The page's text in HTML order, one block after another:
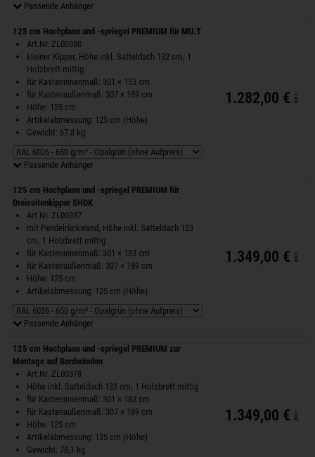
Passende Anhänger
125 cm Hochplane und -spriegel PREMIUM für MU.T
Art.Nr. ZL00380
kleiner Kipper, Höhe inkl. Satteldach 132 cm, 1
Holzbrett mittig
für Kasteninnenmaß: 301 × 153 cm
für Kastenaußenmaß: 307 × 159 cm
Höhe: 125 cm
Artikelabmessung: 125 cm (Höhe)
Gewicht: 67,8 kg
Passende Anhänger
1.282,00 €
125 cm Hochplane und -spriegel PREMIUM für
Dreiseitenkipper SHDK
Art.Nr. ZL00387
mit Pendelrückwand, Höhe inkl. Satteldach 133
cm, 1 Holzbrett mittig
für Kasteninnenmaß: 301 × 183 cm
für Kastenaußenmaß: 307 × 189 cm
Höhe: 125 cm
Artikelabmessung: 125 cm (Höhe)
Passende Anhänger
1.349,00 €
125 cm Hochplane und -spriegel PREMIUM zur
Montage auf Bordwänden
Art.Nr. ZL00378
Höhe inkl. Satteldach 133 cm, 1 Holzbrett mittig
für Kasteninnenmaß: 301 × 183 cm
für Kastenaußenmaß: 307 × 189 cm
Höhe: 125 cm
Artikelabmessung: 125 cm (Höhe)
Gewicht: 78,1 kg
1.349,00 €